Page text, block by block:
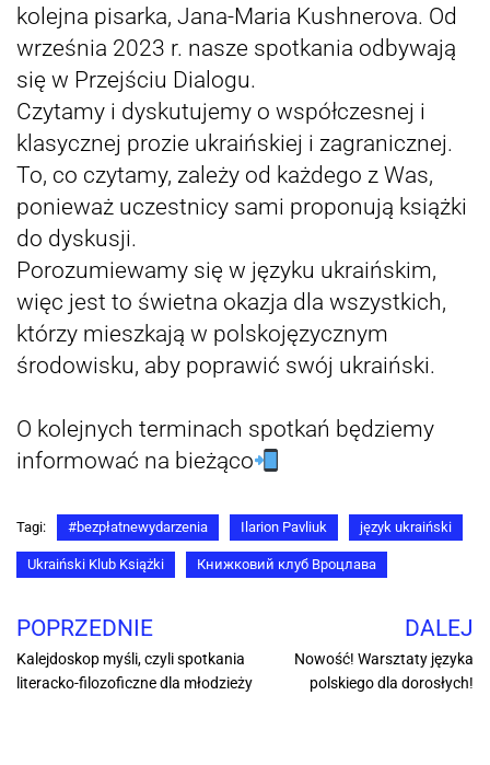
kolejna pisarka, Jana-Maria Kushnerova. Od
września 2023 r. nasze spotkania odbywają
się w Przejściu Dialogu.
Czytamy i dyskutujemy o współczesnej i
klasycznej prozie ukraińskiej i zagranicznej.
To, co czytamy, zależy od każdego z Was,
ponieważ uczestnicy sami proponują książki
do dyskusji.
Porozumiewamy się w języku ukraińskim,
więc jest to świetna okazja dla wszystkich,
którzy mieszkają w polskojęzycznym
środowisku, aby poprawić swój ukraiński.
O kolejnych terminach spotkań będziemy
informować na bieżąco
Tagi: #bezpłatnewydarzenia Ilarion Pavliuk język ukraiński
Ukraiński Klub Książki Книжковий клуб Вроцлава
POPRZEDNIE
Kalejdoskop myśli, czyli spotkania
literacko-filozoficzne dla młodzieży
DALEJ
Nowość! Warsztaty języka
polskiego dla dorosłych!